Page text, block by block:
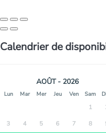
Calendrier de
AOÛT - 2026
Lun Mar Mer Jeu Ven Sam
1
3 4 5 6 7 8